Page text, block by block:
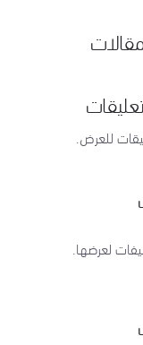
للعرض.
لعرضها.